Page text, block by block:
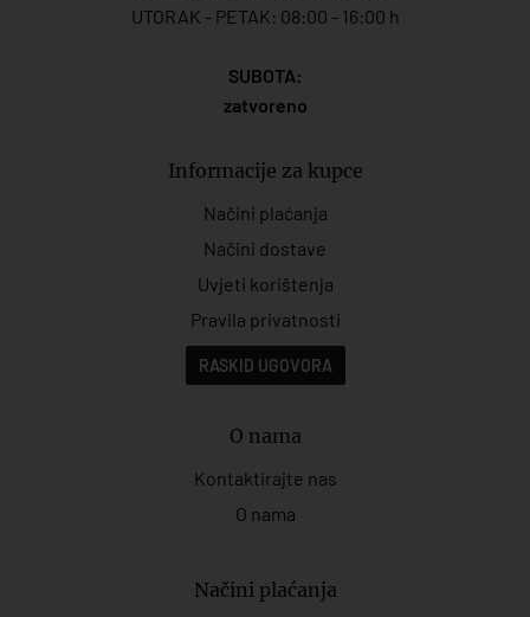
UTORAK - PETAK: 08:00 - 16:00 h
SUBOTA:
zatvoreno
Informacije za kupce
Načini plaćanja
Načini dostave
Uvjeti korištenja
Pravila privatnosti
RASKID UGOVORA
O nama
Kontaktirajte nas
O nama
Načini plaćanja